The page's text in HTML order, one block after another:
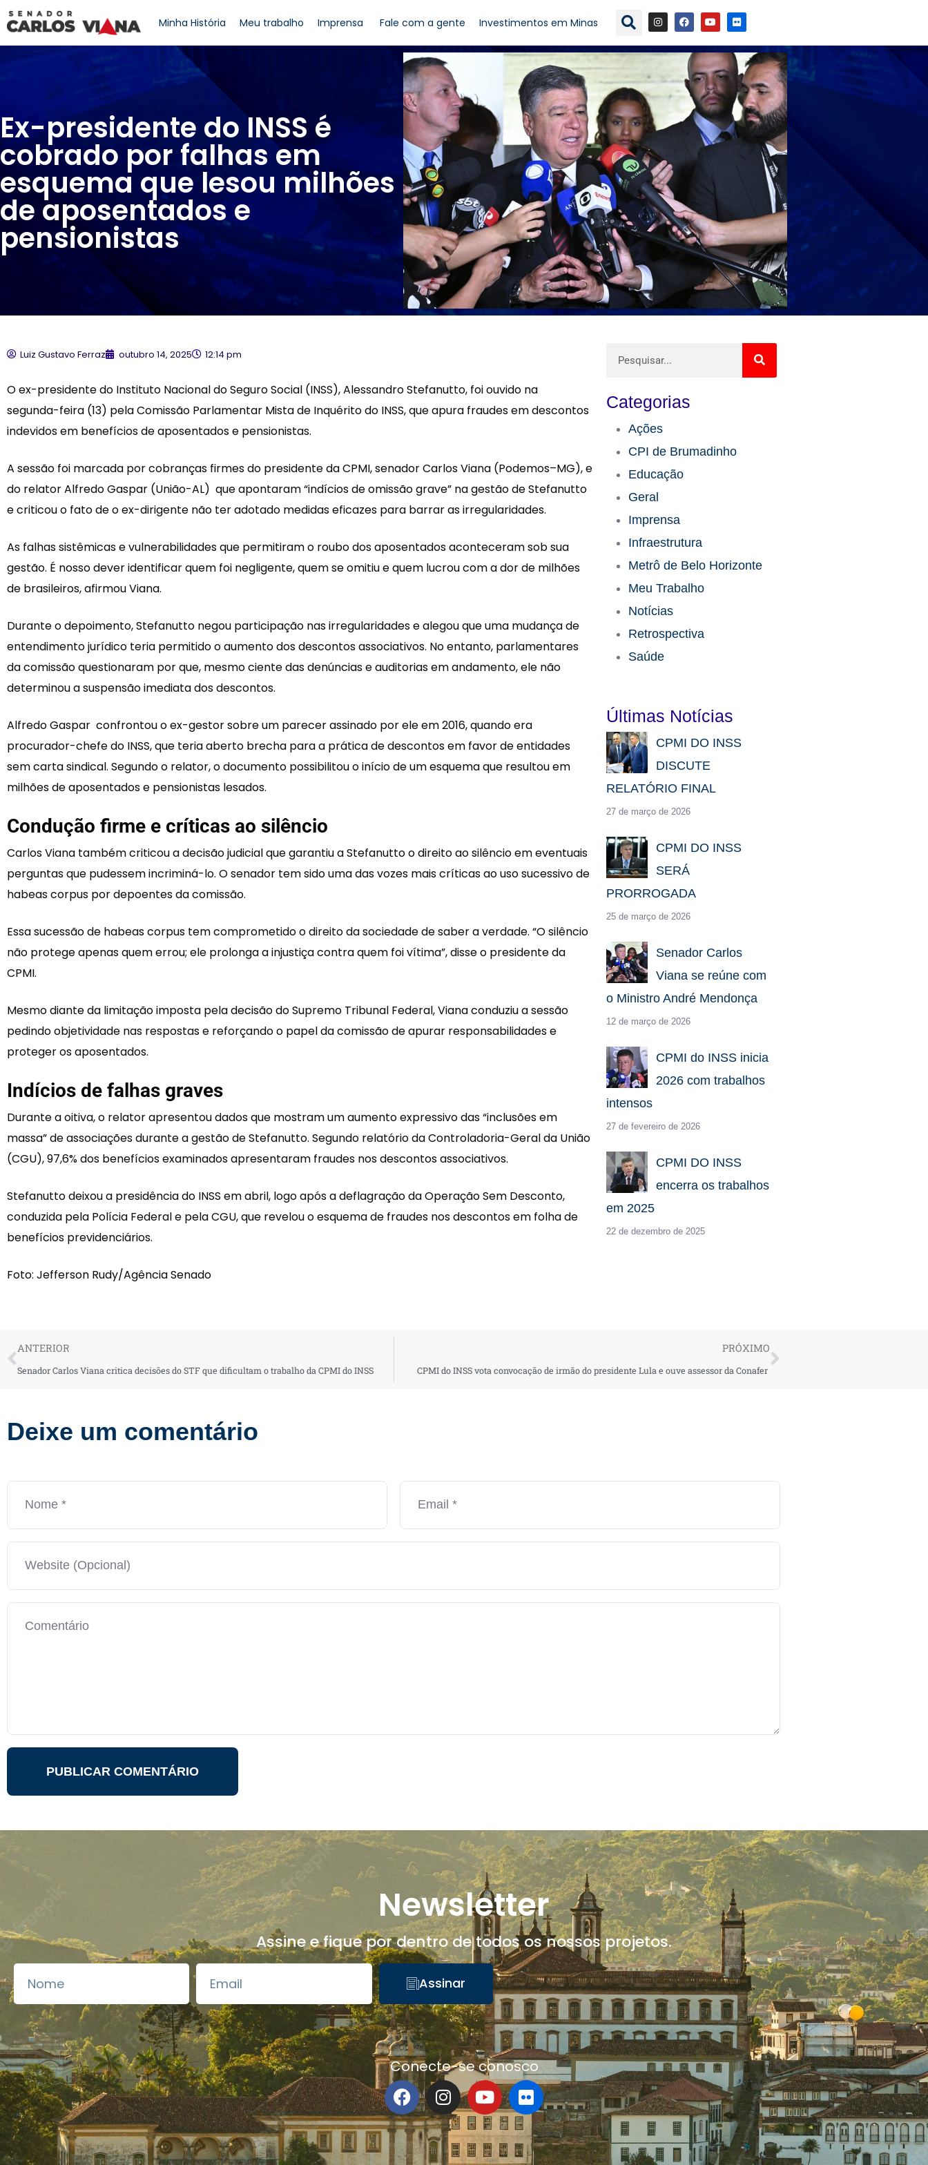
Minha História Meu trabalho Imprensa Fale com a gente Investimentos em Minas
Ex-presidente do INSS é
cobrado por falhas em
esquema que lesou milhões
de aposentados e
pensionistas
Luiz Gustavo Ferraz outubro 14, 2025 12:14 pm
O ex-presidente do Instituto Nacional do Seguro Social (INSS), Alessandro Stefanutto, foi ouvido na
segunda-feira (13) pela Comissão Parlamentar Mista de Inquérito do INSS, que apura fraudes em descontos
indevidos em benefícios de aposentados e pensionistas.
A sessão foi marcada por cobranças firmes do presidente da CPMI, senador Carlos Viana (Podemos–MG), e
do relator Alfredo Gaspar (União-AL) que apontaram “indícios de omissão grave” na gestão de Stefanutto
e criticou o fato de o ex-dirigente não ter adotado medidas eficazes para barrar as irregularidades.
As falhas sistêmicas e vulnerabilidades que permitiram o roubo dos aposentados aconteceram sob sua
gestão. É nosso dever identificar quem foi negligente, quem se omitiu e quem lucrou com a dor de milhões
de brasileiros, afirmou Viana.
Durante o depoimento, Stefanutto negou participação nas irregularidades e alegou que uma mudança de
entendimento jurídico teria permitido o aumento dos descontos associativos. No entanto, parlamentares
da comissão questionaram por que, mesmo ciente das denúncias e auditorias em andamento, ele não
determinou a suspensão imediata dos descontos.
Alfredo Gaspar confrontou o ex-gestor sobre um parecer assinado por ele em 2016, quando era
procurador-chefe do INSS, que teria aberto brecha para a prática de descontos em favor de entidades
sem carta sindical. Segundo o relator, o documento possibilitou o início de um esquema que resultou em
milhões de aposentados e pensionistas lesados.
Condução firme e críticas ao silêncio
Carlos Viana também criticou a decisão judicial que garantiu a Stefanutto o direito ao silêncio em eventuais
perguntas que pudessem incriminá-lo. O senador tem sido uma das vozes mais críticas ao uso sucessivo de
habeas corpus por depoentes da comissão.
Essa sucessão de habeas corpus tem comprometido o direito da sociedade de saber a verdade. “O silêncio
não protege apenas quem errou; ele prolonga a injustiça contra quem foi vítima”, disse o presidente da
CPMI.
Mesmo diante da limitação imposta pela decisão do Supremo Tribunal Federal, Viana conduziu a sessão
pedindo objetividade nas respostas e reforçando o papel da comissão de apurar responsabilidades e
proteger os aposentados.
Indícios de falhas graves
Durante a oitiva, o relator apresentou dados que mostram um aumento expressivo das “inclusões em
massa” de associações durante a gestão de Stefanutto. Segundo relatório da Controladoria-Geral da União
(CGU), 97,6% dos benefícios examinados apresentaram fraudes nos descontos associativos.
Stefanutto deixou a presidência do INSS em abril, logo após a deflagração da Operação Sem Desconto,
conduzida pela Polícia Federal e pela CGU, que revelou o esquema de fraudes nos descontos em folha de
benefícios previdenciários.
Foto: Jefferson Rudy/Agência Senado
Categorias
Ações
CPI de Brumadinho​
Educação​
Geral
Imprensa
Infraestrutura​
Metrô de Belo Horizonte
Meu Trabalho
Notícias
Retrospectiva
Saúde
Últimas Notícias
CPMI DO INSS
DISCUTE
RELATÓRIO FINAL
27 de março de 2026
CPMI DO INSS
SERÁ
PRORROGADA
25 de março de 2026
Senador Carlos
Viana se reúne com
o Ministro André Mendonça
12 de março de 2026
CPMI do INSS inicia
2026 com trabalhos
intensos
27 de fevereiro de 2026
CPMI DO INSS
encerra os trabalhos
em 2025
22 de dezembro de 2025
ANTERIOR
Senador Carlos Viana critica decisões do STF que dificultam o trabalho da CPMI do INSS
PRÓXIMO
CPMI do INSS vota convocação de irmão do presidente Lula e ouve assessor da Conafer
Deixe um comentário
Newsletter
Assine e fique por dentro de todos os nossos projetos.
Assinar
Conecte-se conosco